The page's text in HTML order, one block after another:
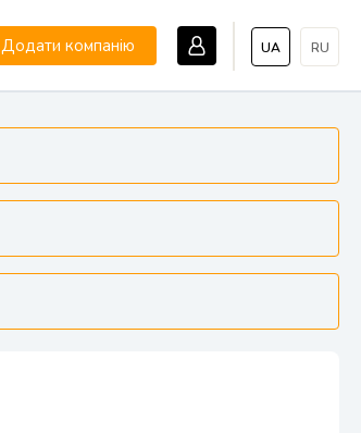
UA RU
Додати компанію